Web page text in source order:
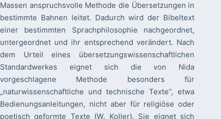
Massen anspruchsvolle Methode die Übersetzungen in
bestimmte Bahnen leitet. Dadurch wird der Bibeltext
einer bestimmten Sprachphilosophie nachgeordnet,
untergeordnet und ihr entsprechend verändert. Nach
dem Urteil eines übersetzungswissenschaftlichen
Standardwerkes eignet sich die von Nida
vorgeschlagene Methode besonders für
„naturwissenschaftliche und technische Texte“, etwa
Bedienungsanleitungen, nicht aber für religiöse oder
poetisch geformte Texte (W. Koller). Sie eignet sich